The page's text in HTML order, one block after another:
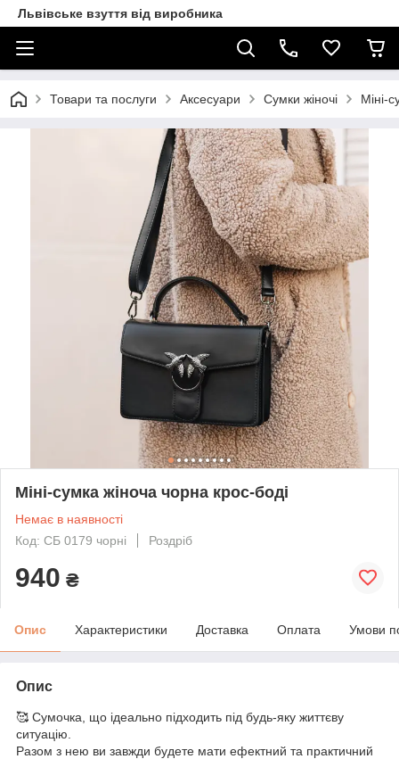
Львівське взуття від виробника
Товари та послуги Аксесуари Сумки жіночі Міні-
Міні-сумка жіноча чорна крос-боді
Немає в наявності
Код: СБ 0179 чорні
Роздріб
940 ₴
Опис Характеристики Доставка Оплата Умови
Опис
🥰 Сумочка, що ідеально підходить під будь-яку життєву
ситуацію.
Разом з нею ви завжди будете мати ефектний та практичний